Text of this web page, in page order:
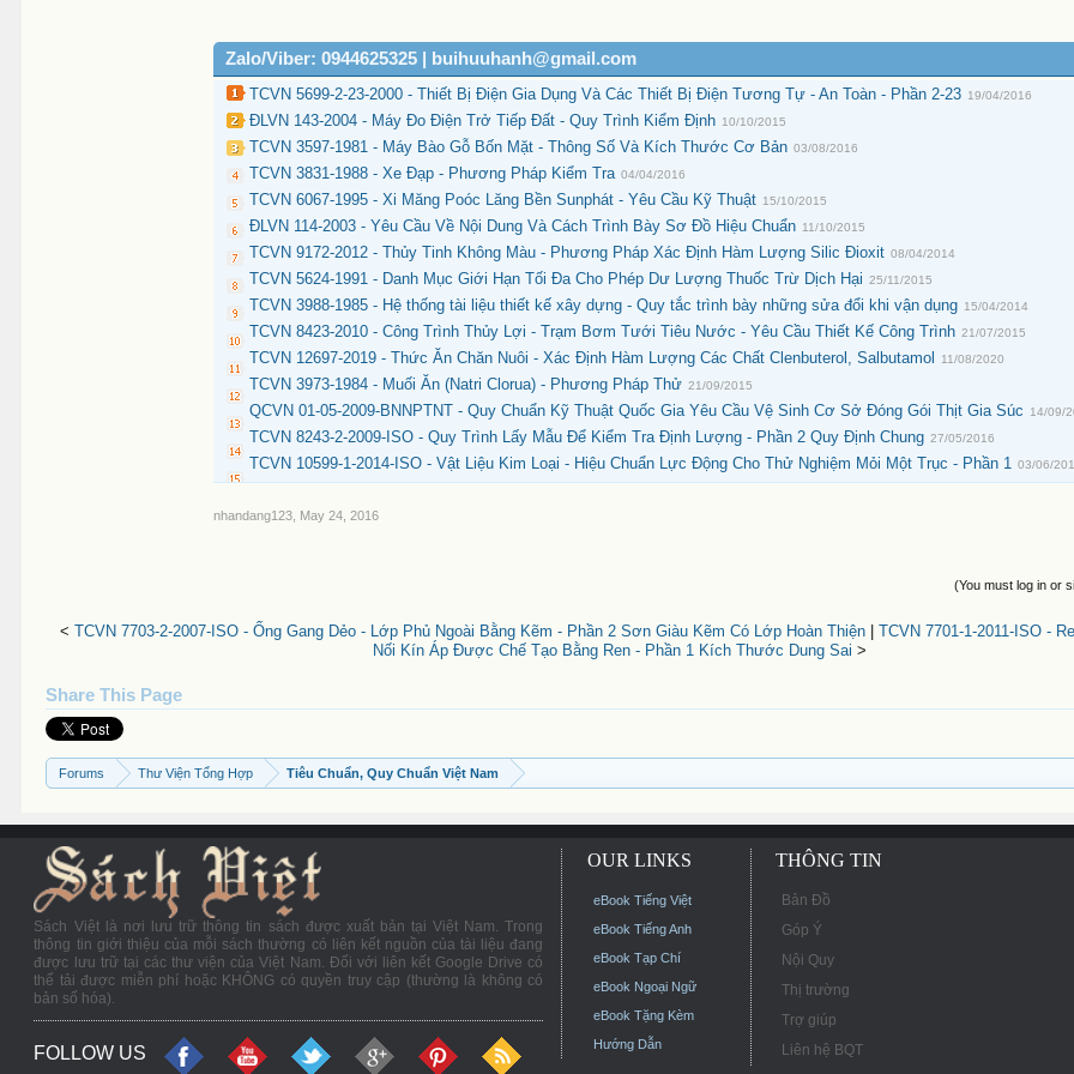
Zalo/Viber: 0944625325 | buihuuhanh@gmail.com
TCVN 5699-2-23-2000 - Thiết Bị Điện Gia Dụng Và Các Thiết Bị Điện Tương Tự - An Toàn - Phần 2-23 19/04/2016
ĐLVN 143-2004 - Máy Đo Điện Trở Tiếp Đất - Quy Trình Kiểm Định 10/10/2015
TCVN 3597-1981 - Máy Bào Gỗ Bốn Mặt - Thông Số Và Kích Thước Cơ Bản 03/08/2016
TCVN 3831-1988 - Xe Đạp - Phương Pháp Kiểm Tra 04/04/2016
TCVN 6067-1995 - Xi Măng Poóc Lăng Bền Sunphát - Yêu Cầu Kỹ Thuật 15/10/2015
ĐLVN 114-2003 - Yêu Cầu Về Nội Dung Và Cách Trình Bày Sơ Đồ Hiệu Chuẩn 11/10/2015
TCVN 9172-2012 - Thủy Tinh Không Màu - Phương Pháp Xác Định Hàm Lượng Silic Đioxit 08/04/2014
TCVN 5624-1991 - Danh Mục Giới Hạn Tối Đa Cho Phép Dư Lượng Thuốc Trừ Dịch Hại 25/11/2015
TCVN 3988-1985 - Hệ thống tài liệu thiết kế xây dựng - Quy tắc trình bày những sửa đổi khi vận dụng 15/04/2014
TCVN 8423-2010 - Công Trình Thủy Lợi - Trạm Bơm Tưới Tiêu Nước - Yêu Cầu Thiết Kế Công Trình 21/07/2015
TCVN 12697-2019 - Thức Ăn Chăn Nuôi - Xác Định Hàm Lượng Các Chất Clenbuterol, Salbutamol 11/08/2020
TCVN 3973-1984 - Muối Ăn (Natri Clorua) - Phương Pháp Thử 21/09/2015
QCVN 01-05-2009-BNNPTNT - Quy Chuẩn Kỹ Thuật Quốc Gia Yêu Cầu Vệ Sinh Cơ Sở Đóng Gói Thịt Gia Súc 14/09/
TCVN 8243-2-2009-ISO - Quy Trình Lấy Mẫu Để Kiểm Tra Định Lượng - Phần 2 Quy Định Chung 27/05/2016
TCVN 10599-1-2014-ISO - Vật Liệu Kim Loại - Hiệu Chuẩn Lực Động Cho Thử Nghiệm Mỏi Một Trục - Phần 1 03/06/
nhandang123 May 24, 2016
(You must log in or
< TCVN 7703-2-2007-ISO - Ống Gang Dẻo - Lớp Phủ Ngoài Bằng Kẽm - Phần 2 Sơn Giàu Kẽm Có Lớp Hoàn Thiện
TCVN 7701-1-2011-ISO -
Nối Kín Áp Được Chế Tạo Bằng Ren - Phần 1 Kích Thước Dung Sai >
Share This Page
Forums Thư Viện Tổng Hợp Tiêu Chuẩn, Quy Chuẩn Việt Nam
Sách Việt là nơi lưu trữ thông tin sách được xuất bản tại Việt Nam. Trong
thông tin giới thiệu của mỗi sách thường có liên kết nguồn của tài liệu đang
được lưu trữ tại các thư viện của Việt Nam. Đối với liên kết Google Drive có
thể tải được miễn phí hoặc KHÔNG có quyền truy cập (thường là không có
bản số hóa).
FOLLOW US
OUR LINKS
eBook Tiếng Việt
eBook Tiếng Anh
eBook Tạp Chí
eBook Ngoại Ngữ
eBook Tặng Kèm
Hướng Dẫn
THÔNG TIN
Bản Đồ
Góp Ý
Nội Quy
Thị trường
Trợ giúp
Liên hệ BQT